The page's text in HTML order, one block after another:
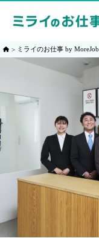
ミライのお仕事 by MoreJob